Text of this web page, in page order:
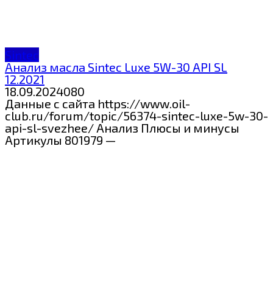
Sintec
Анализ масла Sintec Luxe 5W-30 API SL
12.2021
18.09.2024080
Данные с сайта https://www.oil-
club.ru/forum/topic/56374-sintec-luxe-5w-30-
api-sl-svezhee/ Анализ Плюсы и минусы
Артикулы 801979 —